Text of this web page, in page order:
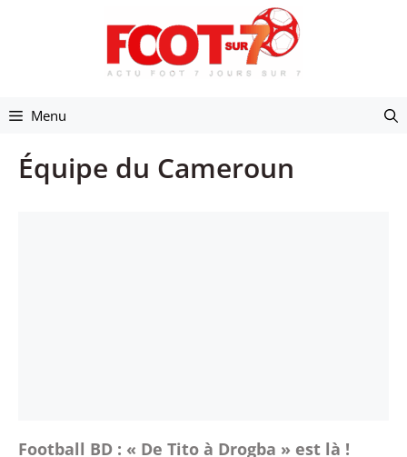
Menu
Équipe du Cameroun
Football BD : « De Tito à Drogba » est là !